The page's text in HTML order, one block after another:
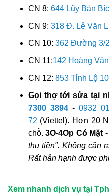
CN 8: 644 Lũy Bán
CN 9: 318 Đ. Lê Văn
CN 10: 362 Đường 3/
CN 11:142 Hoàng
CN 12: 853 Tỉnh Lộ
Gọi thợ tới sửa tại
7300 3894-0932
72 (Viettel). Hơn 20
chỗ.3O-4Op Có Mặt
thu tiền". Không cần
Rất hân hạnh được
Xem nhanh dịch vụ tại